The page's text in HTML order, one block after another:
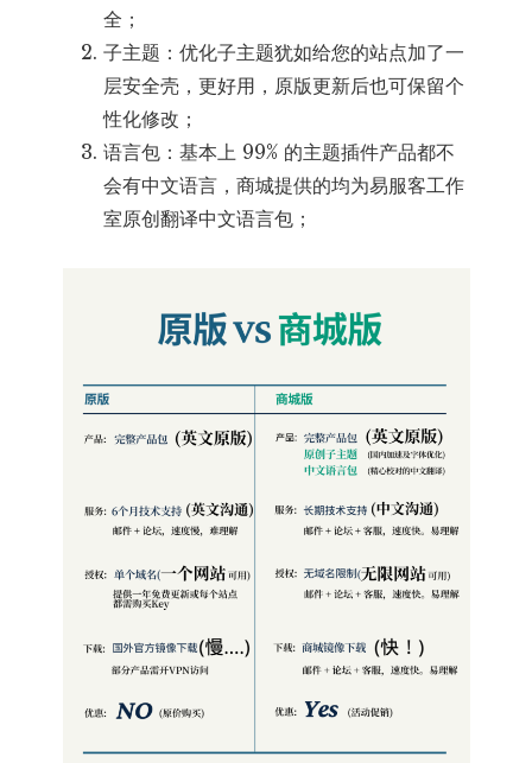
全；
子主题：优化子主题犹如给您的站点加了一
层安全壳，更好用，原版更新后也可保留个
性化修改；
语言包：基本上 99% 的主题插件产品都不
会有中文语言，商城提供的均为易服客工作
室原创翻译中文语言包；